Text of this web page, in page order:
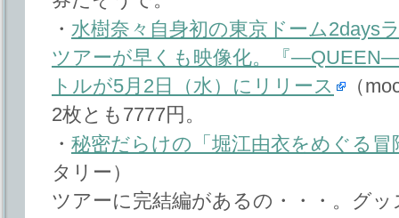
・ 水樹奈々自身初の東京ドーム2days
ツアーが早くも映像化。『
トルが5月2日（水）にリリース
（
2枚とも7777円。
・ 秘密だらけの「堀江由衣をめぐる冒
タリー）
ツアーに完結編があるの・・・。グ